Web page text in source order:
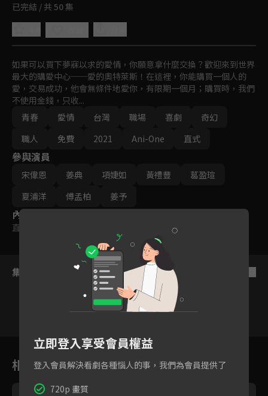
已完結 / 共 50 集
如果可以買下夢寐以求的愛情，你願意拿什麼交換？歡迎來到世界
最大的購愛中心──愛的奧特萊斯！在這裡，你能購買一個人的
愛，交易成功，他會無條件地愛你，有限期一個月；購買時，我們
不使用金錢，只收...
青春
愛情 台灣 職場 喜劇
奇幻
職人
免費 2021 Ani-One 直式
參與演員
宋偉恩 姜典 項婕如 黃禮豐
葛盈瑄
夏浦洋
傅孟柏 姜予
內容標籤
直式
集數列表
22 23 24
相關花絮
立即登入享受會員權益
登入會員解決看劇各種惱人的事，我們為會員提供了
720p 畫質